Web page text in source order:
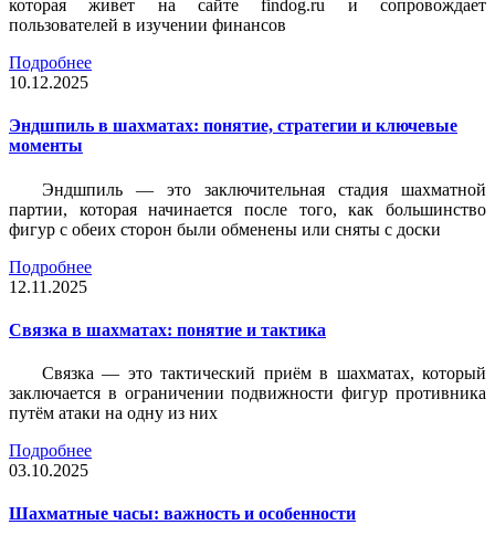
которая живет на сайте findog.ru и сопровождает
пользователей в изучении финансов
Подробнее
10.12.2025
Эндшпиль в шахматах: понятие, стратегии и ключевые
моменты
Эндшпиль — это заключительная стадия шахматной
партии, которая начинается после того, как большинство
фигур с обеих сторон были обменены или сняты с доски
Подробнее
12.11.2025
Связка в шахматах: понятие и тактика
Связка — это тактический приём в шахматах, который
заключается в ограничении подвижности фигур противника
путём атаки на одну из них
Подробнее
03.10.2025
Шахматные часы: важность и особенности